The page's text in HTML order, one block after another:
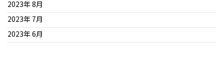
2023年 8月
2023年 7月
2023年 6月